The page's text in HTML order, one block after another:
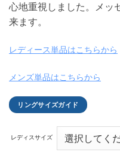
心地重視しました。メッ
来ます。
レディース単品はこちらから
メンズ単品はこちらから
リングサイズガイド
レディスサイズ